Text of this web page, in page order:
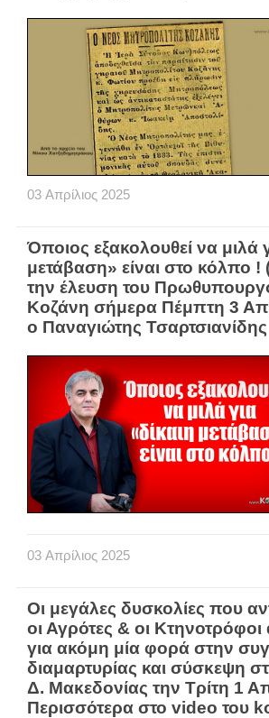
03 Απρίλιος 2025
Όποιος εξακολουθεί να μιλά
μετάβαση» είναι στο κόλπο
την έλευση του
Κοζάνη σήμερα Πέμπτη 3
ο Παναγιώτης Τσαρτσιανίδης
03 Απρίλιος 2025
Οι μεγάλες δυσκολίες που
οι Αγρότες & οι Κτηνοτρόφοι
για ακόμη μία φορά στην
διαμαρτυρίας και σύσκεψη
Δ. Μακεδονίας την Τρίτη 1
Περισσότερα στο video του